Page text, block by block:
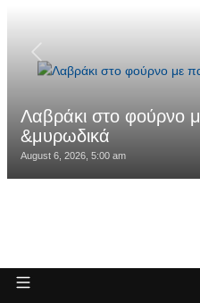
Λαβράκι στο φούρνο
&μυρωδικά
August 6, 2026, 5:00 am